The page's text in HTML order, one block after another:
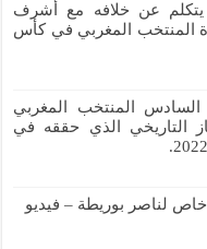
يتكلم عن خلافه مع أشرف
المنتخب المغربي في كأس
المنتخب المغربي
التاريخي الذي حققه في
لناصر بوريطة – فيديو